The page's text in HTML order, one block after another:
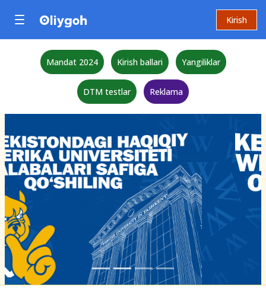
Kirish
Mandat 2024 Kirish ballari Yangiliklar
DTM testlar Reklama